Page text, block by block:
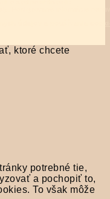
ktoré chcete
potrebné tie,
a pochopiť to,
To však môže